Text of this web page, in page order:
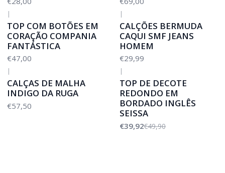
|
TOP COM BOTÕES EM
CORAÇÃO COMPANIA
FANTÁSTICA
€47,00
|
CALÇÕES BERMUDA
CAQUI SMF JEANS
HOMEM
€29,99
|
CALÇAS DE MALHA
INDIGO DA RUGA
€57,50
|
TOP DE DECOTE
REDONDO EM
BORDADO INGLÊS
SEISSA
€39,92€49,90